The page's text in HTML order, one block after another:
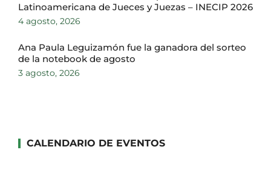
Latinoamericana de Jueces y Juezas – INECIP 2026
4 agosto, 2026
Ana Paula Leguizamón fue la ganadora del sorteo
de la notebook de agosto
3 agosto, 2026
CALENDARIO DE EVENTOS